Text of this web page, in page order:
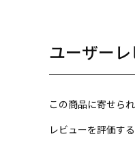
ユーザー
この商品に寄せら
レビューを評価す